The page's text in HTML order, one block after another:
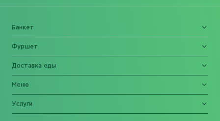
Банкет
Фуршет
Доставка еды
Меню
Услуги